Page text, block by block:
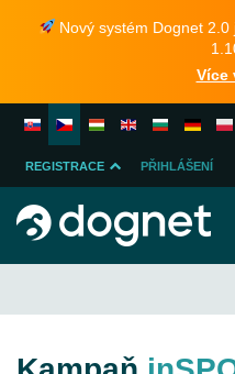
Nový systém Dognet
Více
REGISTRACE
INZERENTA
PŘIHLÁŠENÍ